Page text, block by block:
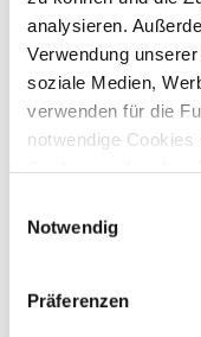
analysieren.
Verwendung
soziale Medien,
verwenden für die
notwendige
zu personalisieren,
anbieten zu
personalisierte
zeigen. Dazu teilen
Notwendig
Präferenzen
Size